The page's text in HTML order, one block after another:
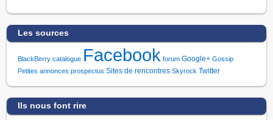
Les sources
BlackBerry catalogue Facebook forum Google+ Gossip
Petites annonces prospectus Sites de rencontres Skyrock Twitter
Ils nous font rire